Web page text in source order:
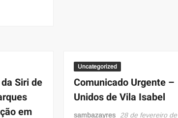
Siri de
em
Uncategorized
Comunicado Urgente –
Unidos de Vila Isabel
sambazayres
28 de fevereiro de